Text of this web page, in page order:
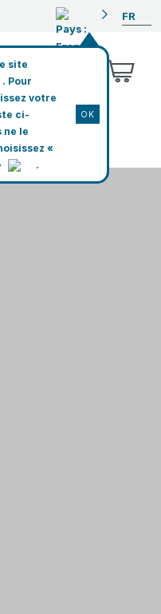
site
. Pour
votre
ci-
ne le
«
.
OK
FR